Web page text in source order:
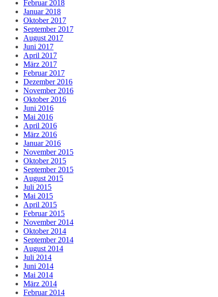
Februar 2018
Januar 2018
Oktober 2017
September 2017
August 2017
Juni 2017
April 2017
März 2017
Februar 2017
Dezember 2016
November 2016
Oktober 2016
Juni 2016
Mai 2016
April 2016
März 2016
Januar 2016
November 2015
Oktober 2015
September 2015
August 2015
Juli 2015
Mai 2015
April 2015
Februar 2015
November 2014
Oktober 2014
September 2014
August 2014
Juli 2014
Juni 2014
Mai 2014
März 2014
Februar 2014